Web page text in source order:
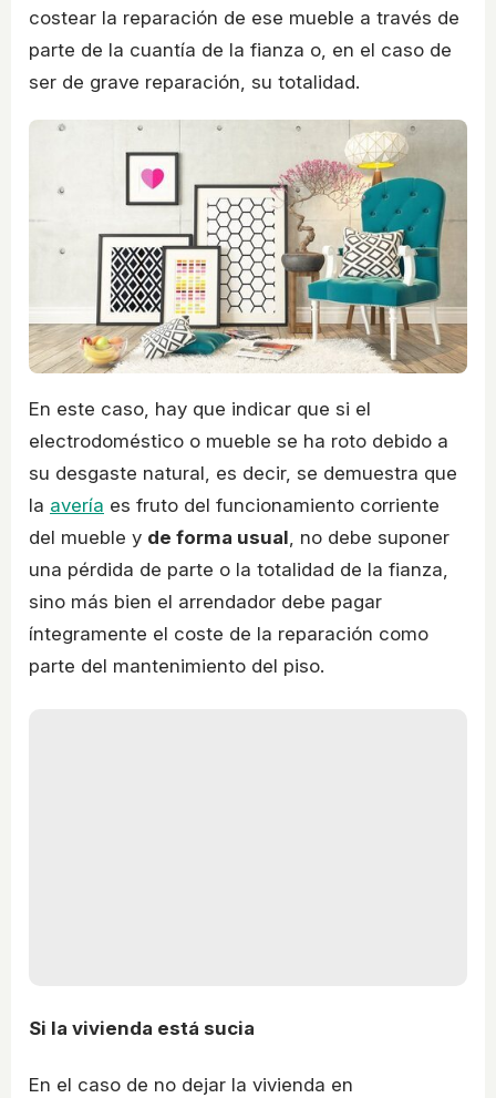
costear la reparación de ese mueble a través de
parte de la cuantía de la fianza o, en el caso de
ser de grave reparación, su totalidad.
En este caso, hay que indicar que si el
electrodoméstico o mueble se ha roto debido a
su desgaste natural, es decir, se demuestra que
la avería es fruto del funcionamiento corriente
del mueble y de forma usual , no debe suponer
una pérdida de parte o la totalidad de la fianza,
sino más bien el arrendador debe pagar
íntegramente el coste de la reparación como
parte del mantenimiento del piso.
Si la vivienda está sucia
En el caso de no dejar la vivienda en